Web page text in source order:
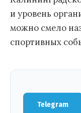
и уровень
можно смело
спортивных
Telegram